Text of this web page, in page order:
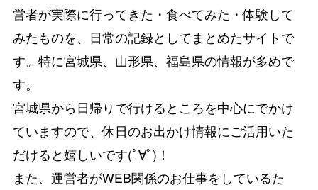
営者が実際に行ってきた・食べてみた・体験して
みたものを、日常の記録としてまとめたサイトで
す。特に宮城県、山形県、福島県の情報が多めで
す。
宮城県から日帰りで行けるところを中心にでかけ
ていますので、休日のお出かけ情報にご活用いた
だけると嬉しいです(ﾟ∀ﾟ)！
また、運営者がWEB関係のお仕事をしているた